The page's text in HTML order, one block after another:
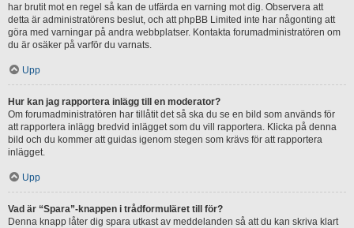
har brutit mot en regel så kan de utfärda en varning mot dig. Observera att
detta är administratörens beslut, och att phpBB Limited inte har någonting att
göra med varningar på andra webbplatser. Kontakta forumadministratören om
du är osäker på varför du varnats.
Upp
Hur kan jag rapportera inlägg till en moderator?
Om forumadministratören har tillåtit det så ska du se en bild som används för
att rapportera inlägg bredvid inlägget som du vill rapportera. Klicka på denna
bild och du kommer att guidas igenom stegen som krävs för att rapportera
inlägget.
Upp
Vad är “Spara”-knappen i trådformuläret till för?
Denna knapp låter dig spara utkast av meddelanden så att du kan skriva klart